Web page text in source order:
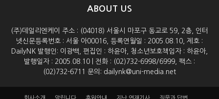
ABOUT US
(주)데일리엔케이 주소 : (04018) 서울시 마포구 동교로 59, 2층, 인터
넷신문등록번호 : 서울 아00016, 등록연월일 : 2005.08.10, 제호 :
DailyNK 발행인: 이광백, 편집인 : 하윤아, 청소년보호책임자 : 하윤아,
발행일자 : 2005.08.10 | 전화 : (02)732-6998/6999, 팩스 :
(02)732-6711 문의: dailynk@uni-media.net